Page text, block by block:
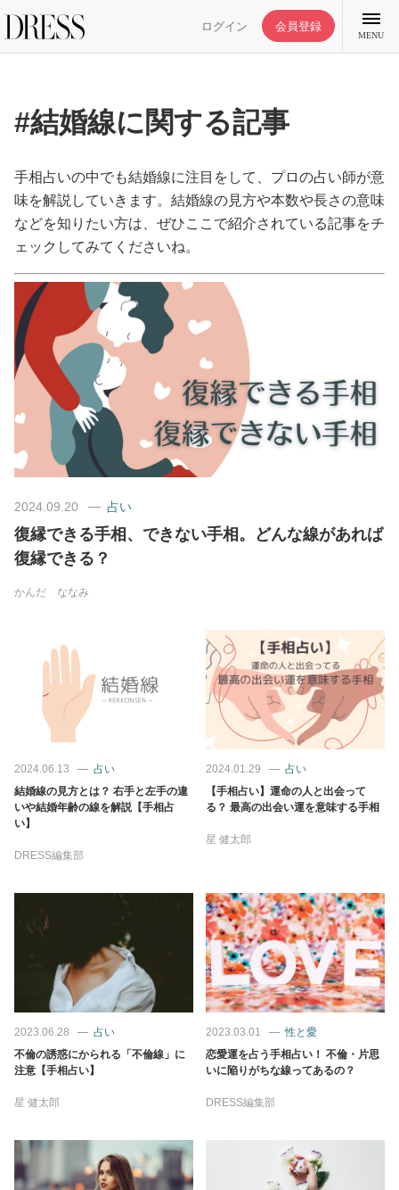
ログイン 会員登録
MENU
特集記事
DRESS部活
ライフスタイル
ファッション
恋愛/結婚/離婚
美容/健康
妊娠/出産/家族
ココロ/カラダ
トラベル
占い
性と愛
#結婚線に関する記事
手相占いの中でも結婚線に注目をして、プロの占い師が意
味を解説していきます。結婚線の見方や本数や長さの意味
などを知りたい方は、ぜひここで紹介されている記事をチ
ェックしてみてくださいね。
2024.09.20 占い
復縁できる手相、できない手相。どんな線があれば
復縁できる？
かんだ ななみ
2024.06.13
占い
結婚線の見方とは？ 右手と左手の違
いや結婚年齢の線を解説【手相占
い】
DRESS編集部
2024.01.29
占い
【手相占い】運命の人と出会って
る？ 最高の出会い運を意味する手相
星 健太郎
2023.06.28
占い
不倫の誘惑にかられる「不倫線」に
注意【手相占い】
星 健太郎
2023.03.01
性と愛
恋愛運を占う手相占い！ 不倫・片思
いに陥りがちな線ってあるの？
DRESS編集部